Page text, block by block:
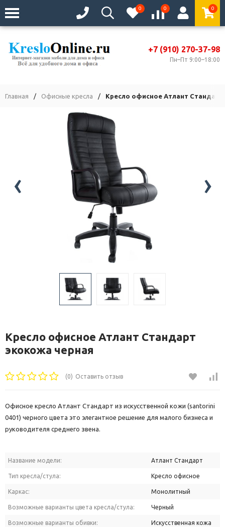
0 0 0
+7 (910) 270-37-98
Пн–Пт 9:00–18:00
Главная / Офисные кресла / Кресло офисное Атлант
‹ ›
Кресло офисное Атлант Стандарт
экокожа черная
(0) Оставить отзыв
Офисное кресло Атлант Стандарт из искусственной кожи (santorini
0401) черного цвета это элегантное решение для малого бизнеса и
руководителя среднего звена.
Название модели: Атлант Стандарт
Тип кресла/стула: Кресло офисное
Каркас: Монолитный
Возможные варианты цвета кресла/стула: Черный
Возможные варианты обивки: Искусственная кожа